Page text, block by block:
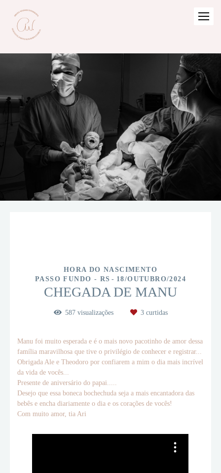
HORA DO NASCIMENTO
PASSO FUNDO - RS
18/OUTUBRO/2024
CHEGADA DE MANU
587visualizações 3curtidas
Manu foi muito esperada e é o mais novo pacotinho de amor dessa
família maravilhosa que tive o privilégio de conhecer e registrar...
Obrigada Ale e Theodoro por confiarem a mim o dia mais incrível
da vida de vocês...
Presente de aniversário do papai.....
Desejo que essa boneca bochechuda seja a mais encantadora das
bebês e encha diariamente o dia e os corações de vocês!
Com muito amor, tia Ari